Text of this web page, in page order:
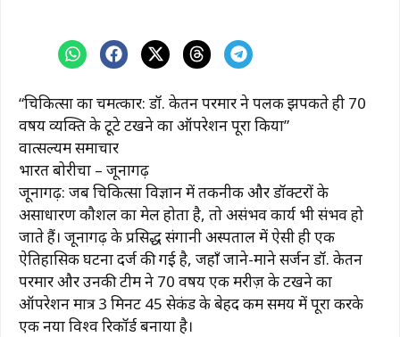
“चिकित्सा का चमत्कार: डॉ. केतन परमार ने पलक झपकते ही 70
वर्षीय व्यक्ति के टूटे टखने का ऑपरेशन पूरा किया”
वात्सल्यम समाचार
भारत बोरीचा – जूनागढ़
जूनागढ़: जब चिकित्सा विज्ञान में तकनीक और डॉक्टरों के
असाधारण कौशल का मेल होता है, तो असंभव कार्य भी संभव हो
जाते हैं। जूनागढ़ के प्रसिद्ध संगानी अस्पताल में ऐसी ही एक
ऐतिहासिक घटना दर्ज की गई है, जहाँ जाने-माने सर्जन डॉ. केतन
परमार और उनकी टीम ने 70 वर्षीय एक मरीज़ के टखने का
ऑपरेशन मात्र 3 मिनट 45 सेकंड के बेहद कम समय में पूरा करके
एक नया विश्व रिकॉर्ड बनाया है।